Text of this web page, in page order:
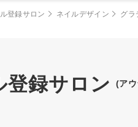
登録サロン ネイルデザイン グラ
録サロン (ア